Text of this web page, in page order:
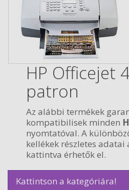
HP Officejet
patron
Az alábbi termékek
kompatibilisek minden
nyomtatóval. A
kellékek részletes adatai
kattintva érhetők el.
Kattintson a kategóriára!